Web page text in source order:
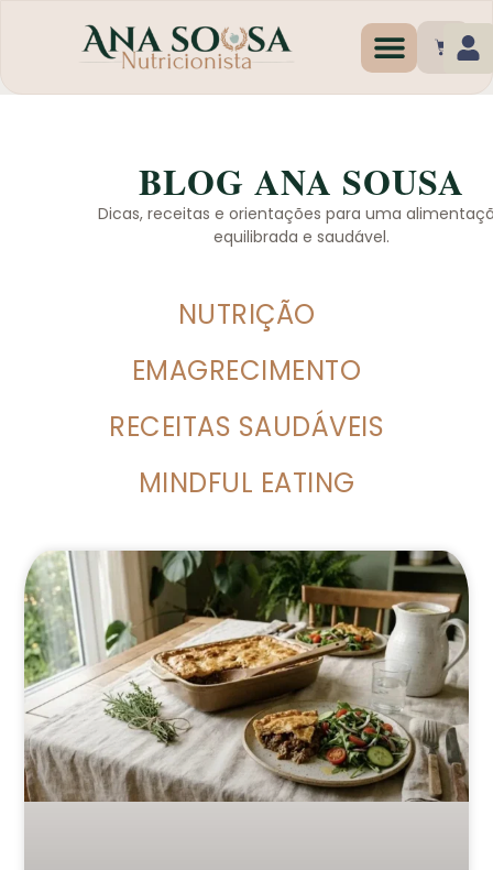
BLOG ANA SOUSA
Dicas, receitas e orientações para uma
equilibrada e saudável.
NUTRIÇÃO
EMAGRECIMENTO
RECEITAS SAUDÁVEIS
MINDFUL EATING